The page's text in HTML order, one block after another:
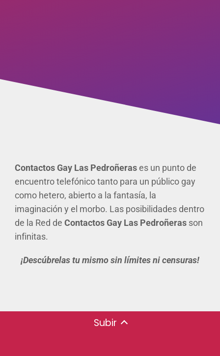
Contactos Gay Las Pedroñerases un punto de
encuentro telefónico tanto para un público gay
como hetero, abierto a la fantasía, la
imaginación y el morbo. Las posibilidades dentro
de la Red de Contactos Gay Las Pedroñeras son
infinitas.
¡Descúbrelas tu mismo sin límites ni censuras!
Subir